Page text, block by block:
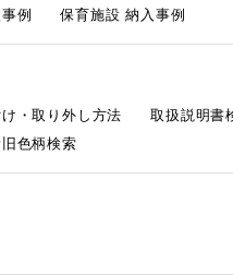
例 保育施設 納入事例
・取り外し方法 取扱説明書
旧色柄検索